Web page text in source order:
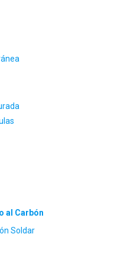
al Carbón
Soldar